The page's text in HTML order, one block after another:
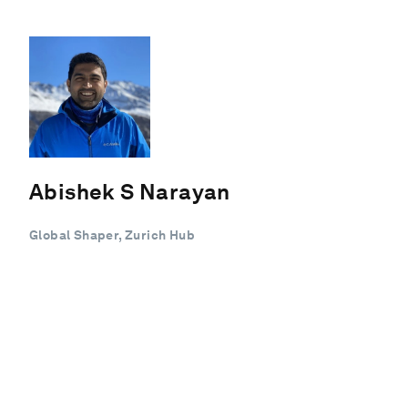
Abishek S Narayan
Global Shaper, Zurich Hub